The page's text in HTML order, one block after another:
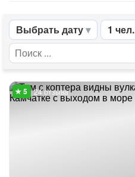
Выбрать дату 1 чел.
24 отзыва